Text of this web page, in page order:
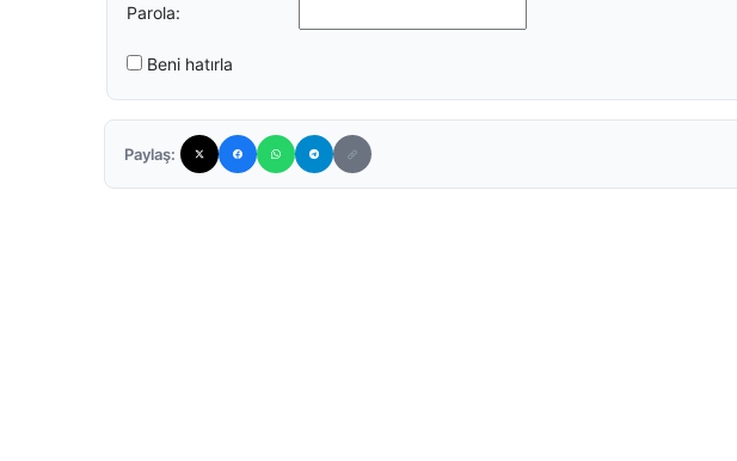
Parola:
Beni hatırla
Paylaş: